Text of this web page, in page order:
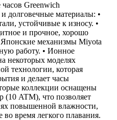
Greenwich
долговечные материалы: •
устойчивые к износу. •
и прочное, хорошо
механизмы Miyota
работу. • Ионное
некоторых моделях
технологии, которая
и делает часы
коллекции оснащены
(10 ATM), что позволяет
повышенной влажности,
время легкого плавания.